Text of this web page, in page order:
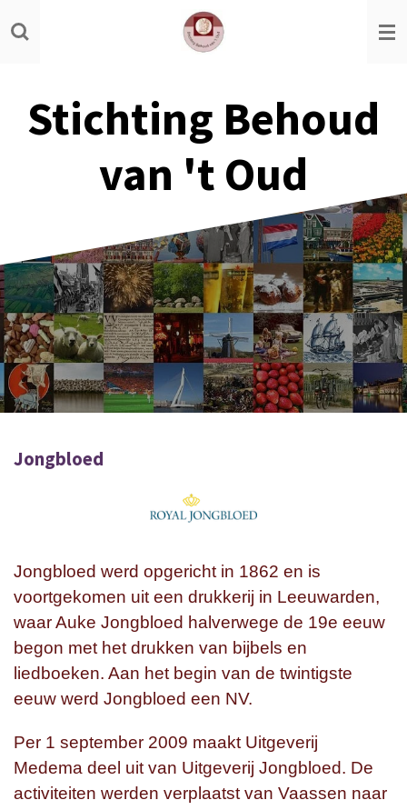
Ga
direct
hoofdinhoud
Stichting Behoud
van 't Oud
Jongbloed
Jongbloed werd opgericht in 1862 en is
voortgekomen uit een drukkerij in Leeuwarden,
waar Auke Jongbloed halverwege de 19e eeuw
begon met het drukken van bijbels en
liedboeken. Aan het begin van de twintigste
eeuw werd Jongbloed een NV.
Per 1 september 2009 maakt Uitgeverij
Medema deel uit van Uitgeverij Jongbloed. De
activiteiten werden verplaatst van Vaassen naar